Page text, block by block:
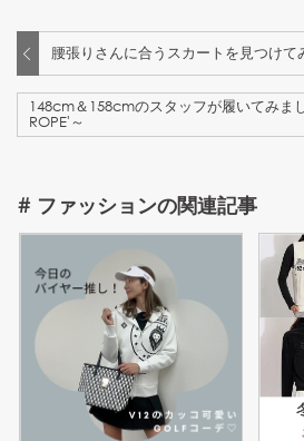
腰張りさんに合うスカートを見つけて
148cm＆158cmのスタッフが履いてみま
ROPE'～
# ファッションの関連記事